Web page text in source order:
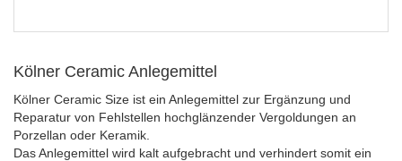
Kölner Ceramic Anlegemittel
Kölner Ceramic Size ist ein Anlegemittel zur Ergänzung und
Reparatur von Fehlstellen hochglänzender Vergoldungen an
Porzellan oder Keramik.
Das Anlegemittel wird kalt aufgebracht und verhindert somit ein